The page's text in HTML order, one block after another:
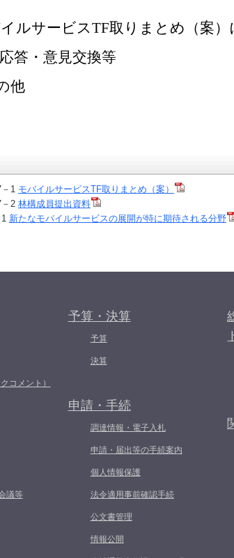
ルサービスTF取りまとめ（案）
答・意見交換等
他
1 モバイルサービスTF取りまとめ（案）
2 林構成員提出資料
新たなモバイルサービスの展開が特に期待される分野
コメント）
議等
予算・決算
予算
決算
申請・手続
調達情報・電子入札
申請・届出等の手続案内
個人情報保護
法令適用事前確認手続
公文書管理
情報公開